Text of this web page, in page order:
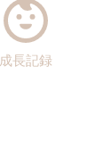
成長記録